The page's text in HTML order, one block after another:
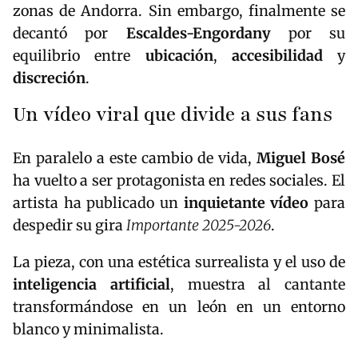
zonas de Andorra. Sin embargo, finalmente se
decantó por Escaldes-Engordanypor su
equilibrio entre ubicación, accesibilidady
discreción.
Un vídeo viral que divide a sus fans
En paralelo a este cambio de vida, Miguel Bosé
ha vuelto a ser protagonista en redes sociales. El
artista ha publicado un inquietante vídeo para
despedir su giraImportante 2025-2026.
La pieza, con una estética surrealista y el uso de
inteligencia artificial, muestra al cantante
transformándose en un león en un entorno
blanco y minimalista.